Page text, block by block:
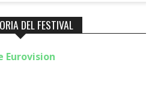
DEL FESTIVAL